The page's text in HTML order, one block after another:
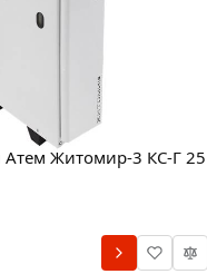
Атем Житомир-3 КС-Г 25